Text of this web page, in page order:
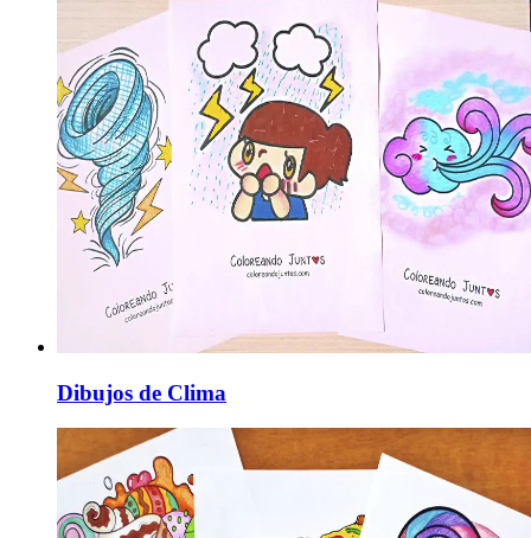
Dibujos de Clima